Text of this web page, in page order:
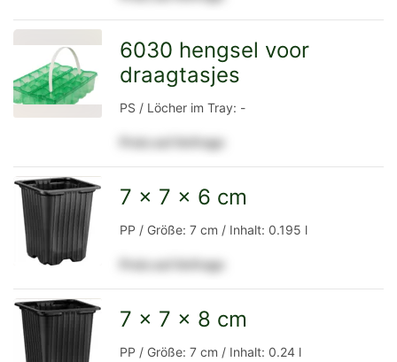
Detailseite
6030 hengsel voor
draagtasjes
PS / Löcher im Tray: -
Preis auf Anfrage
Detailseite
7 x 7 x 6 cm
PP / Größe: 7 cm / Inhalt: 0.195 l
Preis auf Anfrage
7 x 7 x 8 cm
PP / Größe: 7 cm / Inhalt: 0.24 l